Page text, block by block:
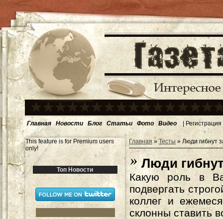
Главная Новости Блог Статьи Фото Видео | Регистрация
This feature is for Premium users
only!
Топ Новости
Главная » Тесты » Люди гибнут
Люди
Какую роль в
подвергать
коллег и
склонны ставить